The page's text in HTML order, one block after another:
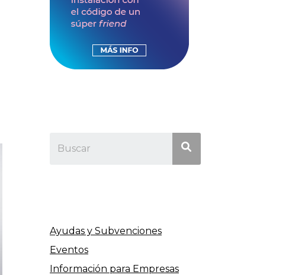
Ayudas y Subvenciones
Eventos
Información para Empresas